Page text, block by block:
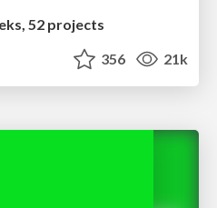
52 projects
356 21k